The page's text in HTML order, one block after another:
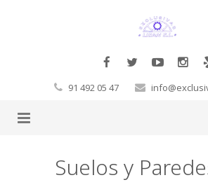
91 492 05 47
Suelos y